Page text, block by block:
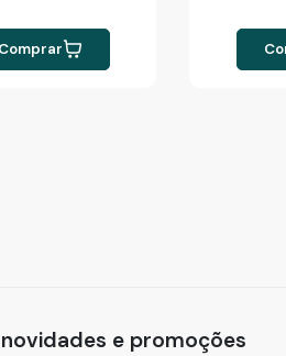
Comprar
novidades e promoções